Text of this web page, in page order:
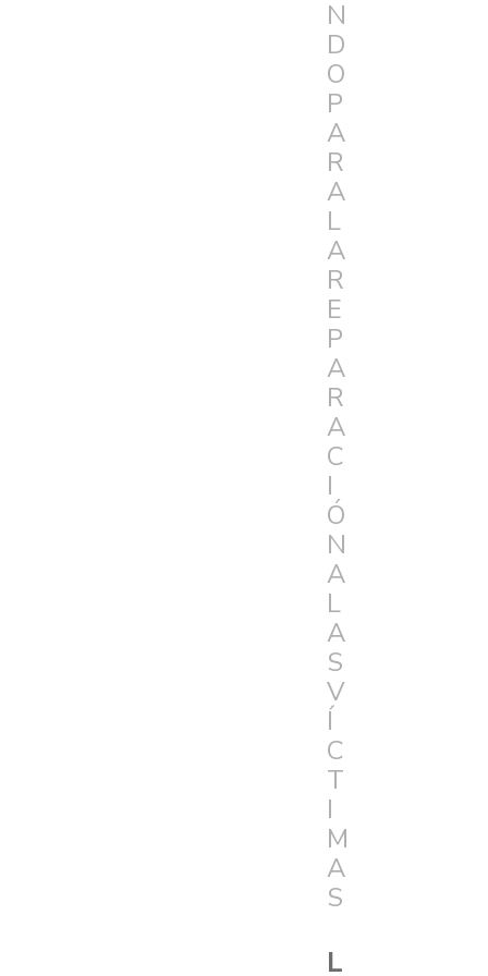
N
D
O
P
A
R
A
L
A
R
E
P
A
R
A
C
I
Ó
N
A
L
A
S
V
Í
C
T
I
M
A
S
L